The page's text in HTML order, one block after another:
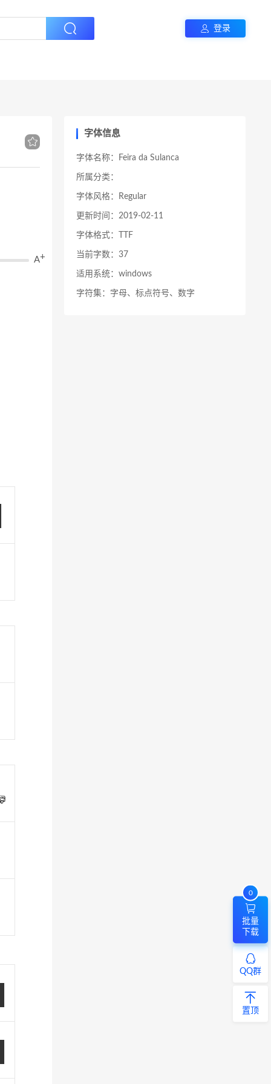
登录
A+
字体信息
字体名称：Feira da Sulanca
所属分类：
字体风格：Regular
更新时间：2019-02-11
字体格式：TTF
当前字数：37
适用系统：windows
字符集：字母、标点符号、数字
批量
下载
0
QQ群
置顶